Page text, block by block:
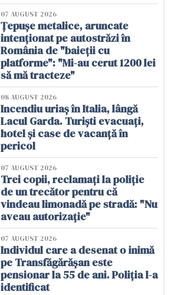
07 AUGUST 2026
Țepușe metalice, aruncate
intenționat pe autostrăzi în
România de "baieții cu
platforme": "Mi-au cerut 1200 lei
să mă tracteze"
08 AUGUST 2026
Incendiu uriaș în Italia, lângă
Lacul Garda. Turiști evacuați,
hotel și case de vacanță în
pericol
07 AUGUST 2026
Trei copii, reclamați la poliție
de un trecător pentru că
vindeau limonadă pe stradă: "Nu
aveau autorizație"
07 AUGUST 2026
Individul care a desenat o inimă
pe Transfăgărășan este
pensionar la 55 de ani. Poliția l-a
identificat